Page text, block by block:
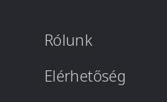
Rólunk
Elérhetőség